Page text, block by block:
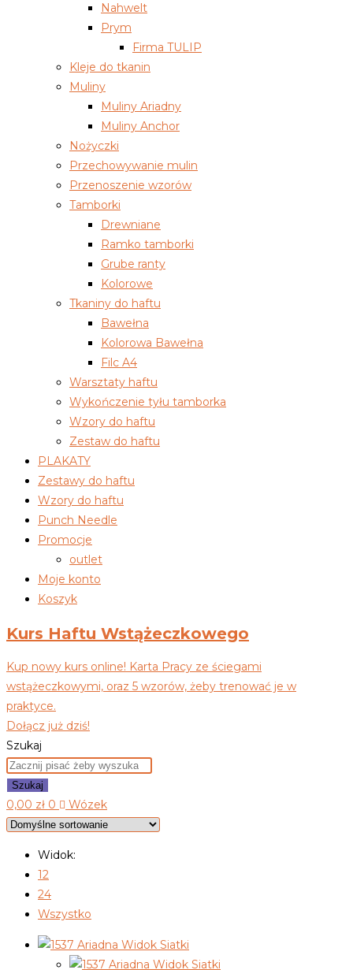
Nahwelt
Prym
Firma TULIP
Kleje do tkanin
Muliny
Muliny Ariadny
Muliny Anchor
Nożyczki
Przechowywanie mulin
Przenoszenie wzorów
Tamborki
Drewniane
Ramko tamborki
Grube ranty
Kolorowe
Tkaniny do haftu
Bawełna
Kolorowa Bawełna
Filc A4
Warsztaty haftu
Wykończenie tyłu tamborka
Wzory do haftu
Zestaw do haftu
PLAKATY
Zestawy do haftu
Wzory do haftu
Punch Needle
Promocje
outlet
Moje konto
Koszyk
Kurs Haftu Wstążeczkowego
Kup nowy kurs online! Karta Pracy ze ściegami
wstążeczkowymi, oraz 5 wzorów, żeby trenować je w
praktyce.
Dołącz już dziś!
Szukaj
Szukaj
0,00 zł 0 Wózek
Widok:
12
24
Wszystko
Widok Siatki
Widok Siatki